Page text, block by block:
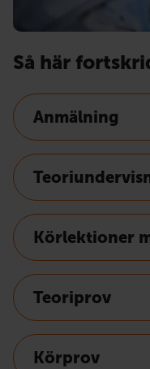
Så här
Anmälning
Körlektioner
Teoriprov
Körprov